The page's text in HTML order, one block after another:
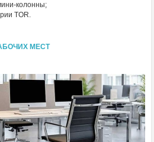
колонны;
TOR.
МЕСТ